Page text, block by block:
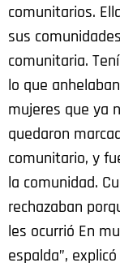
comunitarios.
sus
comunitaria.
lo que
mujeres que ya
quedaron
comunitario, y
la comunidad.
rechazaban
les ocurrió En
espalda”,